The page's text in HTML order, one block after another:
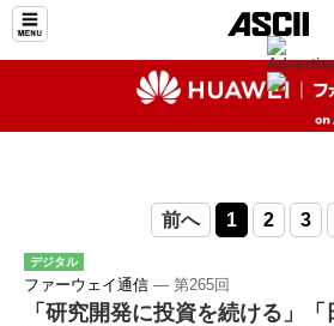
前へ 1 2 3
デジタル
ファーウェイ通信 ― 第265回
「研究開発に投資を続ける」